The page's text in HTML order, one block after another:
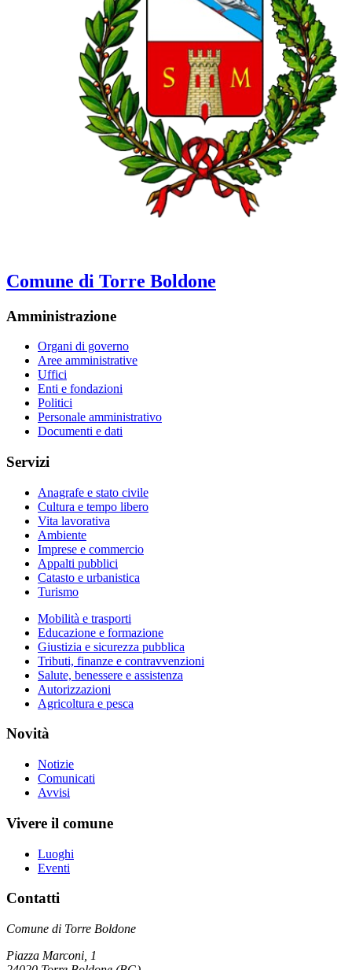
Comune di Torre Boldone
Amministrazione
Organi di governo
Aree amministrative
Uffici
Enti e fondazioni
Politici
Personale amministrativo
Documenti e dati
Servizi
Anagrafe e stato civile
Cultura e tempo libero
Vita lavorativa
Ambiente
Imprese e commercio
Appalti pubblici
Catasto e urbanistica
Turismo
Mobilità e trasporti
Educazione e formazione
Giustizia e sicurezza pubblica
Tributi, finanze e contravvenzioni
Salute, benessere e assistenza
Autorizzazioni
Agricoltura e pesca
Novità
Notizie
Comunicati
Avvisi
Vivere il comune
Luoghi
Eventi
Contatti
Comune di Torre Boldone
Piazza Marconi, 1